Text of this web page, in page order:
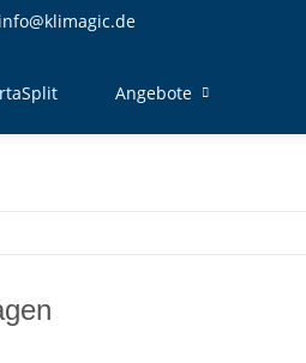
info@klimagic.de
Angebote